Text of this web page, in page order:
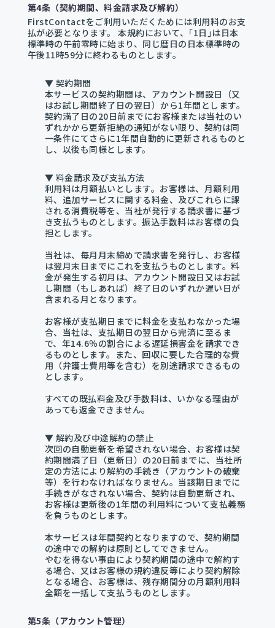
第4条（契約期間、料金請求及び解約）
FirstContactをご利用いただくためには利用料のお支
払が必要となります。 本規約において、｢1日｣は日本
標準時の午前零時に始まり、同じ暦日の日本標準時の
午後11時59分に終わるものとします。
▼ 契約期間
本サービスの契約期間は、アカウント開設日（又
はお試し期間終了日の翌日）から1年間とします。
契約満了日の20日前までにお客様または当社のい
ずれかから更新拒絶の通知がない限り、契約は同
一条件にてさらに1年間自動的に更新されるものと
し、以後も同様とします。
▼ 料金請求及び支払方法
利用料は月額払いとします。お客様は、月額利用
料、追加サービスに関する料金、及びこれらに課
される消費税等を、当社が発行する請求書に基づ
き支払うものとします。振込手数料はお客様の負
担とします。
当社は、毎月月末締めで請求書を発行し、お客様
は翌月末日までにこれを支払うものとします。料
金が発生する初月は、アカウント開設日又はお試
し期間（もしあれば）終了日のいずれか遅い日が
含まれる月となります。
お客様が支払期日までに料金を支払わなかった場
合、当社は、支払期日の翌日から完済に至るま
で、年14.6％の割合による遅延損害金を請求でき
るものとします。また、回収に要した合理的な費
用（弁護士費用等を含む）を別途請求できるもの
とします。
すべての既払料金及び手数料は、いかなる理由が
あっても返金できません。
▼ 解約及び中途解約の禁止
次回の自動更新を希望されない場合、お客様は契
約期間満了日（更新日）の20日前までに、当社所
定の方法により解約の手続き（アカウントの破棄
等）を行わなければなりません。当該期日までに
手続きがなされない場合、契約は自動更新され、
お客様は更新後の1年間の利用料について支払義務
を負うものとします。
本サービスは年間契約となりますので、契約期間
の途中での解約は原則としてできません。
やむを得ない事由により契約期間の途中で解約す
る場合、又はお客様の規約違反等により契約解除
となる場合、お客様は、残存期間分の月額利用料
全額を一括して支払うものとします。
第5条（アカウント管理）